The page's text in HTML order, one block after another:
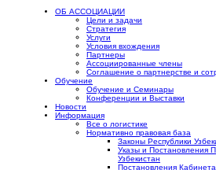
ОБ АССОЦИАЦИИ
Цели и задачи
Стратегия
Услуги
Условия вхождения
Партнеры
Ассоциированные члены
Соглашение о партнерстве и
Обучение
Обучение и Семинары
Конференции и Выставки
Новости
Информация
Все о логистике
Нормативно правовая база
Законы Республики
Указы и Постановления
Узбекистан
Постановления